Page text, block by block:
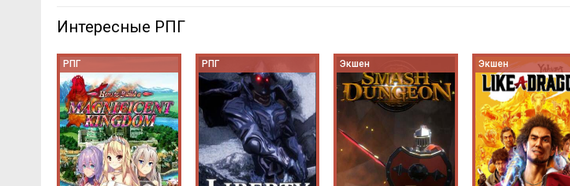
Интересные РПГ
РПГ РПГ Экшен Экшен